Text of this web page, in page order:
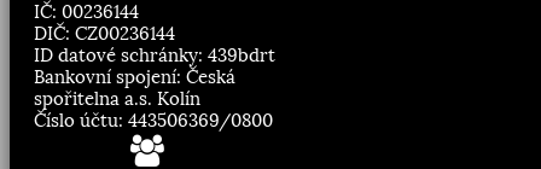
IČ: 00236144
DIČ: CZ00236144
ID datové schránky: 439bdrt
Bankovní spojení: Česká
spořitelna a.s. Kolín
Číslo účtu: 443506369/0800